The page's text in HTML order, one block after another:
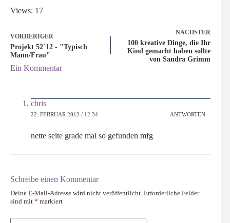
Views: 17
VORHERIGER
Projekt 52´12 - "Typisch
Mann/Frau"
NÄCHSTER
100 kreative Dinge, die Ihr
Kind gemacht haben sollte
von Sandra Grimm
Ein Kommentar
chris
22. FEBRUAR 2012 / 12:34 ANTWORTEN
nette seite grade mal so gefunden mfg
Schreibe einen Kommentar
Deine E-Mail-Adresse wird nicht veröffentlicht. Erforderliche Felder
sind mit * markiert